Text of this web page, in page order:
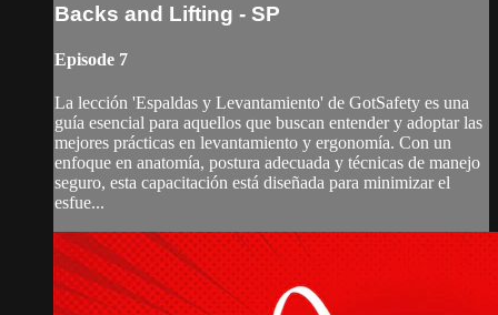
Backs and Lifting - SP
Episode 7
La lección 'Espaldas y Levantamiento' de GotSafety es una
guía esencial para aquellos que buscan entender y adoptar las
mejores prácticas en levantamiento y ergonomía. Con un
enfoque en anatomía, postura adecuada y técnicas de manejo
seguro, esta capacitación está diseñada para minimizar el
esfue...